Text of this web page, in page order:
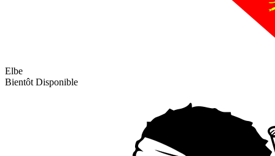
Elbe
Bientôt Disponible